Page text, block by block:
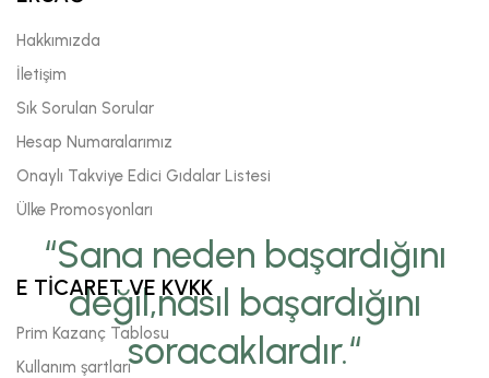
“Sana neden başardığını
değil,nasıl başardığını
soracaklardır.“
Hakkımızda
İletişim
Sık Sorulan Sorular
Hesap Numaralarımız
Onaylı Takviye Edici Gıdalar Listesi
Ülke Promosyonları
E TİCARET VE KVKK
Prim Kazanç Tablosu
Kullanım şartları